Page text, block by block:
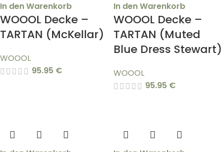
In den Warenkorb
WOOOL Decke –
TARTAN (McKellar)
WOOOL
95.95 €
In den Warenkorb
WOOOL Decke –
TARTAN (Muted
Blue Dress Stewart)
WOOOL
95.95 €